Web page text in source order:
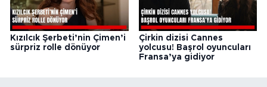
Kızılcık Şerbeti’nin Çimen’i
sürpriz rolle dönüyor
Çirkin dizisi Cannes
yolcusu! Başrol oyuncuları
Fransa’ya gidiyor